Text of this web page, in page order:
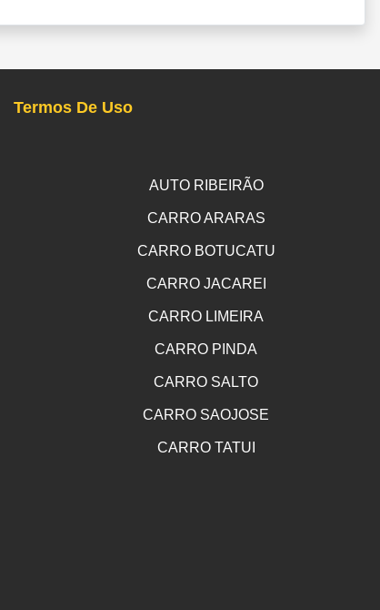
Termos De Uso
AUTO RIBEIRÃO
CARRO ARARAS
CARRO BOTUCATU
CARRO JACAREI
CARRO LIMEIRA
CARRO PINDA
CARRO SALTO
CARRO SAOJOSE
CARRO TATUI